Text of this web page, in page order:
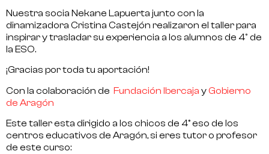
Nuestra socia Nekane Lapuerta junto con la
dinamizadora Cristina Castejón realizaron el taller para
inspirar y trasladar su experiencia a los alumnos de 4º de
la ESO.
¡Gracias por toda tu aportación!
Con la colaboración de Fundación Ibercaja yGobierno
de Aragón
Este taller esta dirigido a los chicos de 4° eso de los
centros educativos de Aragón, si eres tutor o profesor
de este curso: